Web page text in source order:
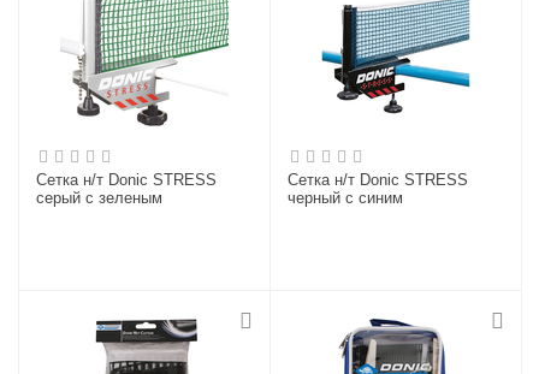
Сетка н/т Donic STRESS
серый с зеленым
Сетка н/т Donic STRESS
черный с синим